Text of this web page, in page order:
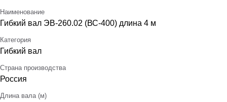
Наименование
Гибкий вал ЭВ-260.02 (ВС-400) длина 4 м
Категория
Гибкий вал
Страна производства
Россия
Длина вала (м)